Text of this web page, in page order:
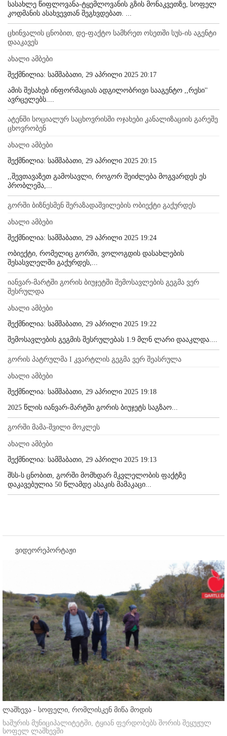
სასახლე წიფლოვანა-ტყემლოვანის გზის მონაკვეთზე, სოფელ
კოდმანის ასახვევთან შეგხვდებათ. ...
ცხინვალის ცნობით, დე-ფაქტო სამხრეთ ოსეთში სუს-ის აგენტი
დააკავეს
ახალი ამბები
შექმნილია: სამშაბათი, 29 აპრილი 2025 20:17
ამის შესახებ ინფორმაციას ადგილობრივი სააგენტო ,,რესი''
ავრცელებს....
ატენში სოციალურ საცხოვრისში ოჯახები კანალიზაციის გარეშე
ცხოვრობენ
ახალი ამბები
შექმნილია: სამშაბათი, 29 აპრილი 2025 20:15
,,შევთავაზეთ გამოსავლი, როგორ შეიძლება მოგვარდეს ეს
პრობლემა,...
გორში ბიზნესმენ შერაზადაშვილების ობიექტი გაქურდეს
ახალი ამბები
შექმნილია: სამშაბათი, 29 აპრილი 2025 19:24
ობიექტი, რომელიც გორში, ვოლოგდის დასახლების
შესასვლელში გაქურდეს,...
იანვარ-მარტში გორის ბიუჯეტში შემოსავლების გეგმა ვერ
შესრულდა
ახალი ამბები
შექმნილია: სამშაბათი, 29 აპრილი 2025 19:22
შემოსავლების გეგმის შესრულებას 1.9 მლნ ლარი დააკლდა....
გორის პატრულმა I კვარტლის გეგმა ვერ შეასრულა
ახალი ამბები
შექმნილია: სამშაბათი, 29 აპრილი 2025 19:18
2025 წლის იანვარ-მარტში გორის ბიუჯეტს საგზაო...
გორში მამა-შვილი მოკლეს
ახალი ამბები
შექმნილია: სამშაბათი, 29 აპრილი 2025 19:13
შსს-ს ცნობით, გორში მომხდარ მკვლელობის ფაქტზე
დაკავებულია 50 წლამდე ასაკის მამაკაცი...
ვიდეორეპორტაჟი
ლაშხევა - სოფელი, რომლისკენ მიწა მოდის
ხაშურის მუნიციპალიტეტში, ტყიან ფერდობებს შორის შეყუჟულ
სოფელ ლაშხევში